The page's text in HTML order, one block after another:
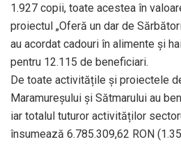
1.927 copii, toate acestea în
proiectul „Oferă un dar de
au acordat cadouri în alimente și
pentru 12.115 de beneficiari.
De toate activitățile și proiectele
Maramureșului și Sătmarului au
iar totalul tuturor activităților
însumează 6.785.309,62 RON